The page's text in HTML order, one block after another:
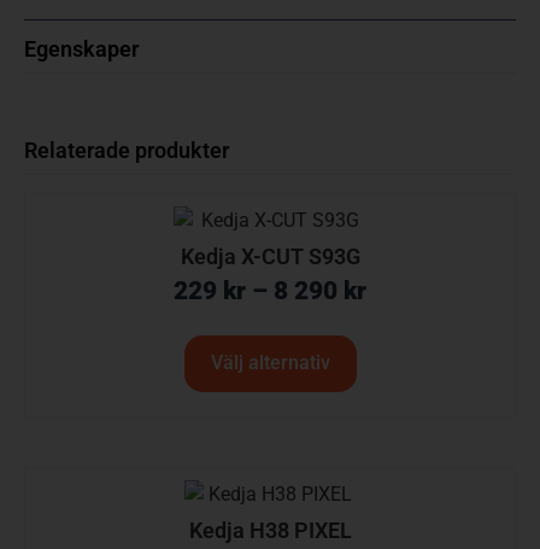
Egenskaper
Relaterade produkter
Kedja X-CUT S93G
229 kr – 8 290 kr
Välj alternativ
Kedja H38 PIXEL